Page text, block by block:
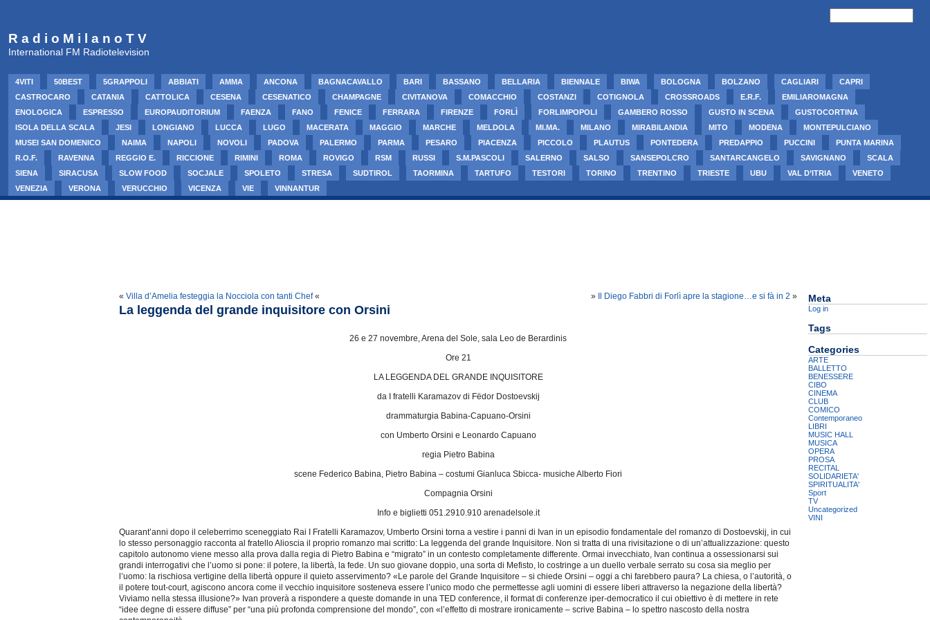
R a d i o M i l a n o T V
International FM Radiotelevision
4VITI 50BEST 5GRAPPOLI ABBIATI AMMA ANCONA BAGNACAVALLO BARI BASSANO BELLARIA BIENNALE BIWA BOLOGNA BOLZANO CAGLIARI
CAPRI
CASTROCARO
CATANIA CATTOLICA CESENA CESENATICO CHAMPAGNE CIVITANOVA COMACCHIO COSTANZI COTIGNOLA CROSSROADS E.R.F.
EMILIAROMAGNA
ENOLOGICA
ESPRESSO EUROPAUDITORIUM FAENZA FANO FENICE FERRARA FIRENZE FORLÌ FORLIMPOPOLI GAMBERO ROSSO GUSTO IN SCENA
GUSTOCORTINA
ISOLA DELLA SCALA
JESI LONGIANO LUCCA LUGO MACERATA MAGGIO MARCHE MELDOLA MI.MA. MILANO MIRABILANDIA MITO MODENA
MONTEPULCIANO
MUSEI SAN DOMENICO
NAIMA NAPOLI NOVOLI PADOVA PALERMO PARMA PESARO PIACENZA PICCOLO PLAUTUS PONTEDERA PREDAPPIO PUCCINI
PUNTA MARINA
R.O.F.
RAVENNA REGGIO E. RICCIONE RIMINI ROMA ROVIGO RSM RUSSI S.M.PASCOLI SALERNO SALSO SANSEPOLCRO SANTARCANGELO SAVIGNANO
SCALA
SIENA
SIRACUSA SLOW FOOD SOCJALE SPOLETO STRESA SUDTIROL TAORMINA TARTUFO TESTORI TORINO TRENTINO TRIESTE UBU VAL D’ITRIA
VENETO
VENEZIA
VERONA VERUCCHIO VICENZA VIE VINNANTUR
« Villa d’Amelia festeggia la Nocciola con tanti Chef« » Il Diego Fabbri di Forlì apre la stagione…e si fà in 2 »
La leggenda del grande inquisitore con Orsini
26 e 27 novembre, Arena del Sole, sala Leo de Berardinis
Ore 21
LA LEGGENDA DEL GRANDE INQUISITORE
da I fratelli Karamazov di Fëdor Dostoevskij
drammaturgia Babina-Capuano-Orsini
con Umberto Orsini e Leonardo Capuano
regia Pietro Babina
scene Federico Babina, Pietro Babina – costumi Gianluca Sbicca- musiche Alberto Fiori
Compagnia Orsini
Info e biglietti 051.2910.910 arenadelsole.it
Quarant’anni dopo il celeberrimo sceneggiato Rai I Fratelli Karamazov, Umberto Orsini torna a vestire i panni di Ivan in un episodio fondamentale del romanzo di Dostoevskij, in cui
lo stesso personaggio racconta al fratello Alioscia il proprio romanzo mai scritto: La leggenda del grande Inquisitore. Non si tratta di una rivisitazione o di un’attualizzazione: questo
capitolo autonomo viene messo alla prova dalla regia di Pietro Babina e “migrato” in un contesto completamente differente. Ormai invecchiato, Ivan continua a ossessionarsi sui
grandi interrogativi che l’uomo si pone: il potere, la libertà, la fede. Un suo giovane doppio, una sorta di Mefisto, lo costringe a un duello verbale serrato su cosa sia meglio per
l’uomo: la rischiosa vertigine della libertà oppure il quieto asservimento? «Le parole del Grande Inquisitore – si chiede Orsini – oggi a chi farebbero paura? La chiesa, o l’autorità, o
il potere tout-court, agiscono ancora come il vecchio inquisitore sosteneva essere l’unico modo che permettesse agli uomini di essere liberi attraverso la negazione della libertà?
Viviamo nella stessa illusione?» Ivan proverà a rispondere a queste domande in una TED conference, il format di conferenze iper-democratico il cui obiettivo è di mettere in rete
“idee degne di essere diffuse” per “una più profonda comprensione del mondo”, con «l’effetto di mostrare ironicamente – scrive Babina – lo spettro nascosto della nostra
Meta
Log in
Tags
Categories
ARTE
BALLETTO
BENESSERE
CIBO
CINEMA
CLUB
COMICO
Contemporaneo
LIBRI
MUSIC HALL
MUSICA
OPERA
PROSA
RECITAL
SOLIDARIETA'
SPIRITUALITA'
Sport
TV
Uncategorized
VINI